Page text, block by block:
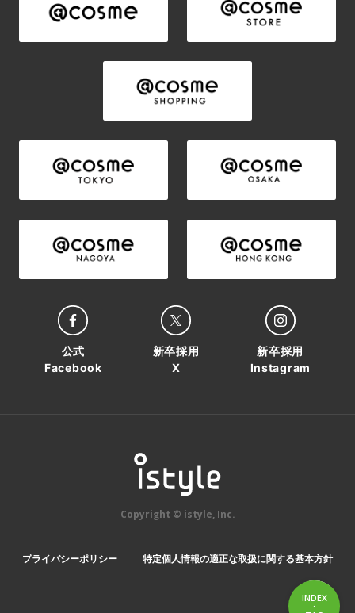
INDEX
・
公式
Facebook
新卒採用
X
新卒採用
Instagram
Copyright © istyle, Inc.
プライバシーポリシー 特定個人情報の適正な取扱に関する基本方針